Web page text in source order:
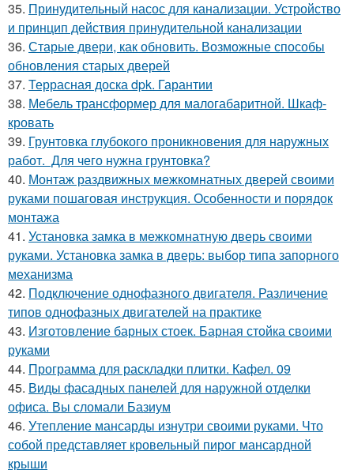
35. Принудительный насос для канализации. Устройство
и принцип действия принудительной канализации
36. Старые двери, как обновить. Возможные способы
обновления старых дверей
37. Террасная доска dpk. Гарантии
38. Мебель трансформер для малогабаритной. Шкаф-
кровать
39. Грунтовка глубокого проникновения для наружных
работ. Для чего нужна грунтовка?
40. Монтаж раздвижных межкомнатных дверей своими
руками пошаговая инструкция. Особенности и порядок
монтажа
41. Установка замка в межкомнатную дверь своими
руками. Установка замка в дверь: выбор типа запорного
механизма
42. Подключение однофазного двигателя. Различение
типов однофазных двигателей на практике
43. Изготовление барных стоек. Барная стойка своими
руками
44. Программа для раскладки плитки. Кафел. 09
45. Виды фасадных панелей для наружной отделки
офиса. Вы сломали Базиум
46. Утепление мансарды изнутри своими руками. Что
собой представляет кровельный пирог мансардной
крыши